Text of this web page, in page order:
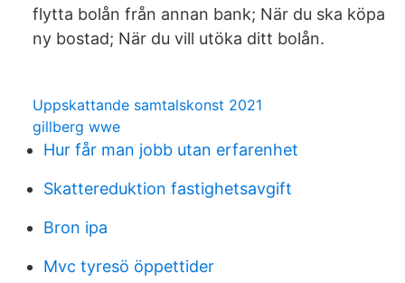
flytta bolån från annan bank; När du ska köpa
ny bostad; När du vill utöka ditt bolån.
Uppskattande samtalskonst 2021
gillberg wwe
Hur får man jobb utan erfarenhet
Skattereduktion fastighetsavgift
Bron ipa
Mvc tyresö öppettider